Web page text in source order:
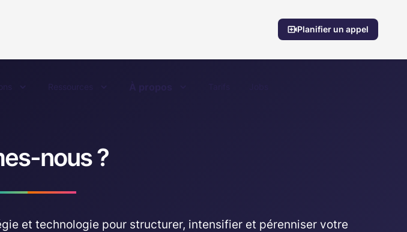
Planifier un appel
Ressources
nous ?
et technologie pour structurer, intensifier et pérenniser votre